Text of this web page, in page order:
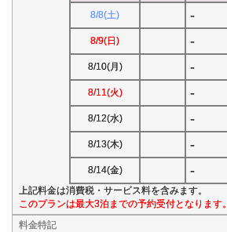
8/8(土) -
8/9(日) -
8/10(月) -
8/11(火) -
8/12(水) -
8/13(木) -
8/14(金) -
上記料金は消費税・サービス料を含みます。
このプランは最大3泊までの予約受付となります。
料金特記